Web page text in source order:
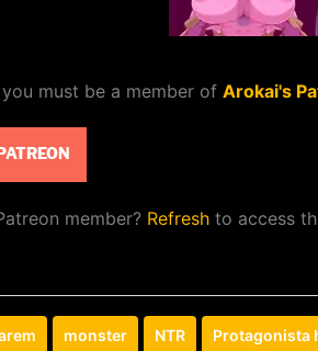
must be a member of Arokai's
member? Refresh to access
monster NTR Protagonista